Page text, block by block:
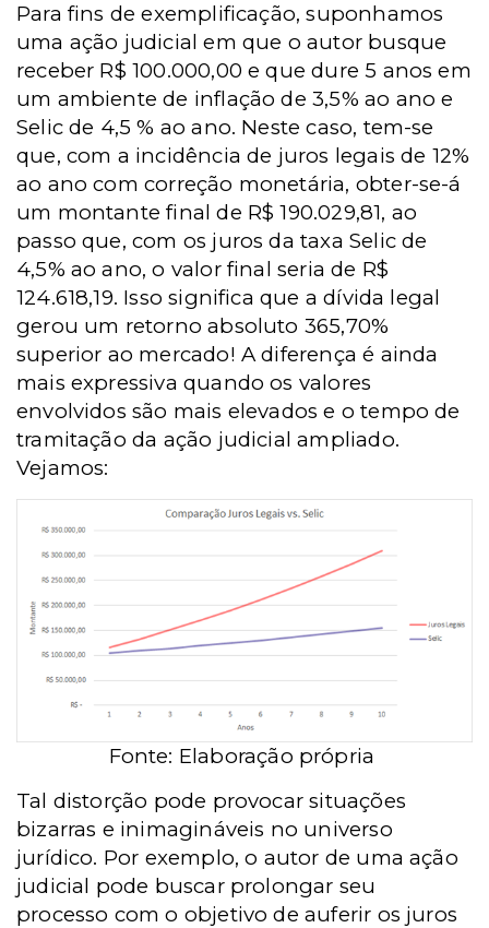
Para fins de exemplificação, suponhamos
uma ação judicial em que o autor busque
receber R$ 100.000,00 e que dure 5 anos em
um ambiente de inflação de 3,5% ao ano e
Selic de 4,5 % ao ano. Neste caso, tem-se
que, com a incidência de juros legais de 12%
ao ano com correção monetária, obter-se-á
um montante final de R$ 190.029,81, ao
passo que, com os juros da taxa Selic de
4,5% ao ano, o valor final seria de R$
124.618,19. Isso significa que a dívida legal
gerou um retorno absoluto 365,70%
superior ao mercado! A diferença é ainda
mais expressiva quando os valores
envolvidos são mais elevados e o tempo de
tramitação da ação judicial ampliado.
Vejamos:
Fonte: Elaboração própria
Tal distorção pode provocar situações
bizarras e inimagináveis no universo
jurídico. Por exemplo, o autor de uma ação
judicial pode buscar prolongar seu
processo com o objetivo de auferir os juros